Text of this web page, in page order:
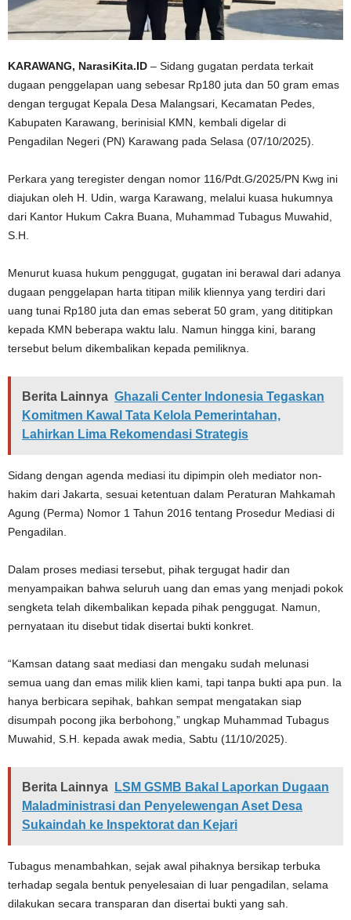
KARAWANG, NarasiKita.ID – Sidang gugatan perdata terkait
dugaan penggelapan uang sebesar Rp180 juta dan 50 gram emas
dengan tergugat Kepala Desa Malangsari, Kecamatan Pedes,
Kabupaten Karawang, berinisial KMN, kembali digelar di
Pengadilan Negeri (PN) Karawang pada Selasa (07/10/2025).
Perkara yang teregister dengan nomor 116/Pdt.G/2025/PN Kwg ini
diajukan oleh H. Udin, warga Karawang, melalui kuasa hukumnya
dari Kantor Hukum Cakra Buana, Muhammad Tubagus Muwahid,
S.H.
Menurut kuasa hukum penggugat, gugatan ini berawal dari adanya
dugaan penggelapan harta titipan milik kliennya yang terdiri dari
uang tunai Rp180 juta dan emas seberat 50 gram, yang dititipkan
kepada KMN beberapa waktu lalu. Namun hingga kini, barang
tersebut belum dikembalikan kepada pemiliknya.
Berita Lainnya Ghazali Center Indonesia Tegaskan
Komitmen Kawal Tata Kelola Pemerintahan,
Lahirkan Lima Rekomendasi Strategis
Sidang dengan agenda mediasi itu dipimpin oleh mediator non-
hakim dari Jakarta, sesuai ketentuan dalam Peraturan Mahkamah
Agung (Perma) Nomor 1 Tahun 2016 tentang Prosedur Mediasi di
Pengadilan.
Dalam proses mediasi tersebut, pihak tergugat hadir dan
menyampaikan bahwa seluruh uang dan emas yang menjadi pokok
sengketa telah dikembalikan kepada pihak penggugat. Namun,
pernyataan itu disebut tidak disertai bukti konkret.
“Kamsan datang saat mediasi dan mengaku sudah melunasi
semua uang dan emas milik klien kami, tapi tanpa bukti apa pun. Ia
hanya berbicara sepihak, bahkan sempat mengatakan siap
disumpah pocong jika berbohong,” ungkap Muhammad Tubagus
Muwahid, S.H. kepada awak media, Sabtu (11/10/2025).
Berita Lainnya
LSM GSMB Bakal Laporkan Dugaan
Maladministrasi dan Penyelewengan Aset Desa
Sukaindah ke Inspektorat dan Kejari
Tubagus menambahkan, sejak awal pihaknya bersikap terbuka
terhadap segala bentuk penyelesaian di luar pengadilan, selama
dilakukan secara transparan dan disertai bukti yang sah.